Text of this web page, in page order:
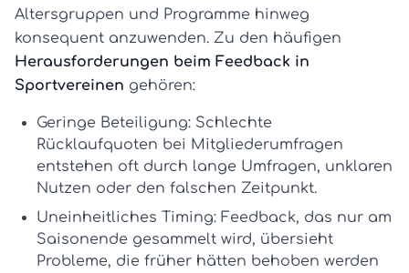
Altersgruppen und Programme hinweg
konsequent anzuwenden. Zu den häufigen
Herausforderungen beim Feedback in
Sportvereinen gehören:
Geringe Beteiligung: Schlechte
Rücklaufquoten bei Mitgliederumfragen
entstehen oft durch lange Umfragen, unklaren
Nutzen oder den falschen Zeitpunkt.
Uneinheitliches Timing: Feedback, das nur am
Saisonende gesammelt wird, übersieht
Probleme, die früher hätten behoben werden